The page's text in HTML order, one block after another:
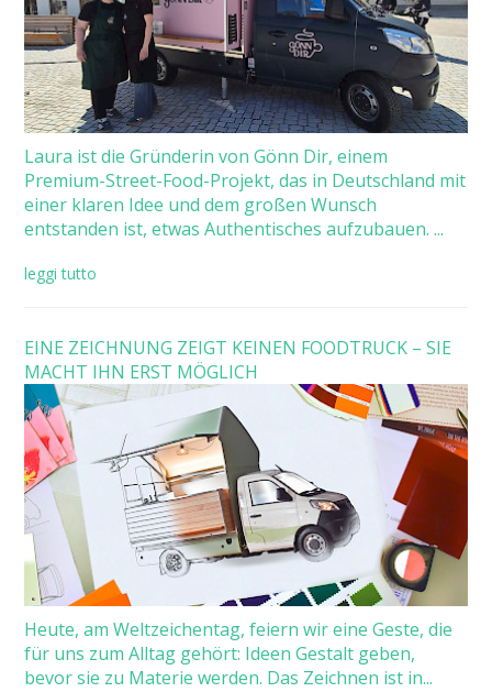
Laura ist die Gründerin von Gönn Dir, einem
Premium-Street-Food-Projekt, das in Deutschland mit
einer klaren Idee und dem großen Wunsch
entstanden ist, etwas Authentisches aufzubauen. ...
leggi tutto
EINE ZEICHNUNG ZEIGT KEINEN FOODTRUCK – SIE
MACHT IHN ERST MÖGLICH
Heute, am Weltzeichentag, feiern wir eine Geste, die
für uns zum Alltag gehört: Ideen Gestalt geben,
bevor sie zu Materie werden. Das Zeichnen ist in...